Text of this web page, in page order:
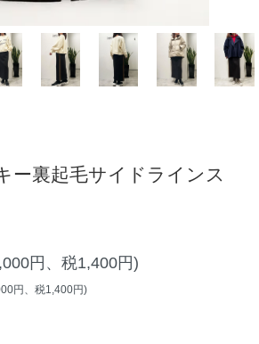
ー裏起毛サイドラインス
円、税1,400円)
円、税1,400円)